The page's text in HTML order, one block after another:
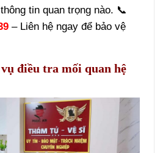
tin quan trọng nào. 📞
– Liên hệ ngay để bảo vệ
điều tra mối quan hệ